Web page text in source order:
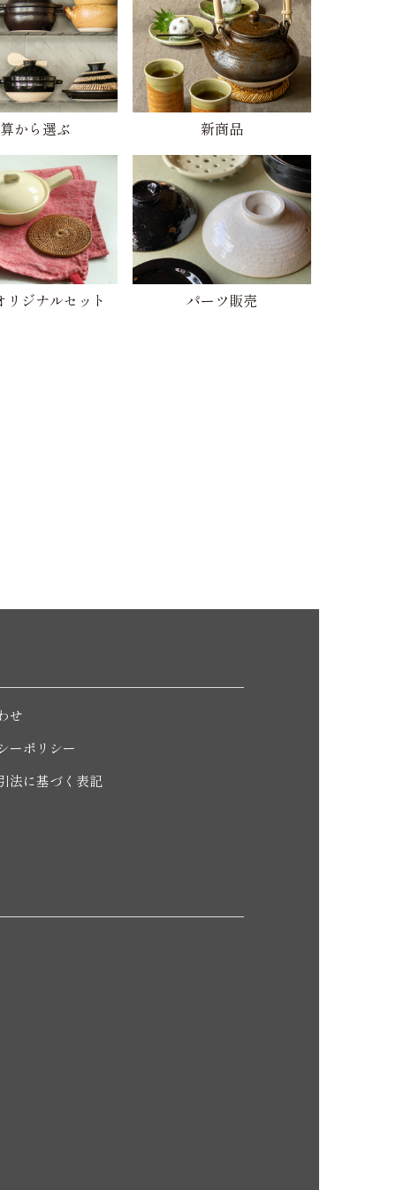
から選ぶ 新商品
リジナルセット パーツ販売
せ
ーポリシー
法に基づく表記